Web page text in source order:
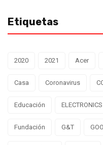
Etiquetas
2020 2021 Acer
Casa Coronavirus
Educación ELECTRONICS
Fundación G&T